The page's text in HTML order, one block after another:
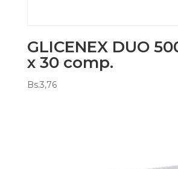
GLICENEX DUO
x 30 comp.
Bs.3,76